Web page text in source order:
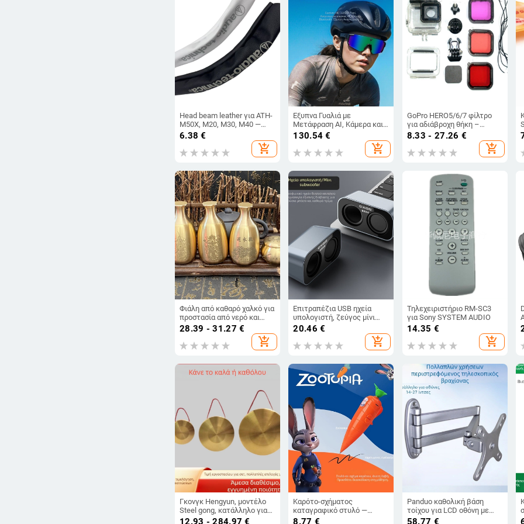
Head beam leather για ATH-
M50X, M20, M30, M40 —
Δέρμα πρωτεΐνης,
Προσαρμογή ανά δείγμα, 1
τεμάχιο
6.38 €
add_shopping_cart
Έξυπνα Γυαλιά με
Μετάφραση AI, Κάμερα και
Bluetooth – Μπαταρία 260
mAh, Εμβέλεια 10 m+
130.54 €
add_shopping_cart
GoPro HERO5/6/7 φίλτρο
για αδιάβροχη θήκη –
προστασία από σκόνη,
χρωματικό καθρεπτικό
φίλτρο
8.33 - 27.26 €
add_shopping_cart
Φιάλη από καθαρό χαλκό για
προστασία από νερό και
φλόγα
28.39 - 31.27 €
add_shopping_cart
Επιτραπέζια USB ηχεία
υπολογιστή, ζεύγος μίνι
στερεοφωνικών για
20.46 €
add_shopping_cart
Τηλεχειριστήριο RM-SC3
για Sony SYSTEM AUDIO
14.35 €
add_shopping_cart
Γκονγκ Hengyun, μοντέλο
Steel gong, κατάλληλο για
μουσικά όργανα, συσκευασία
12.93 - 284.97 €
Καρότο-σχήματος
καταγραφικό στυλό —
εκπαιδευτικό παιχνίδι,
8.77 €
Panduo καθολική βάση
τοίχου για LCD οθόνη με
περιστροφή και
58.77 €